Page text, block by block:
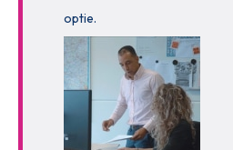
optie.